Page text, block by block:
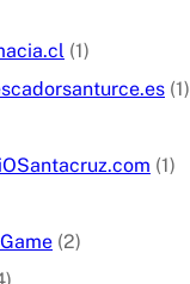
(1)
(1)
(1)
(2)